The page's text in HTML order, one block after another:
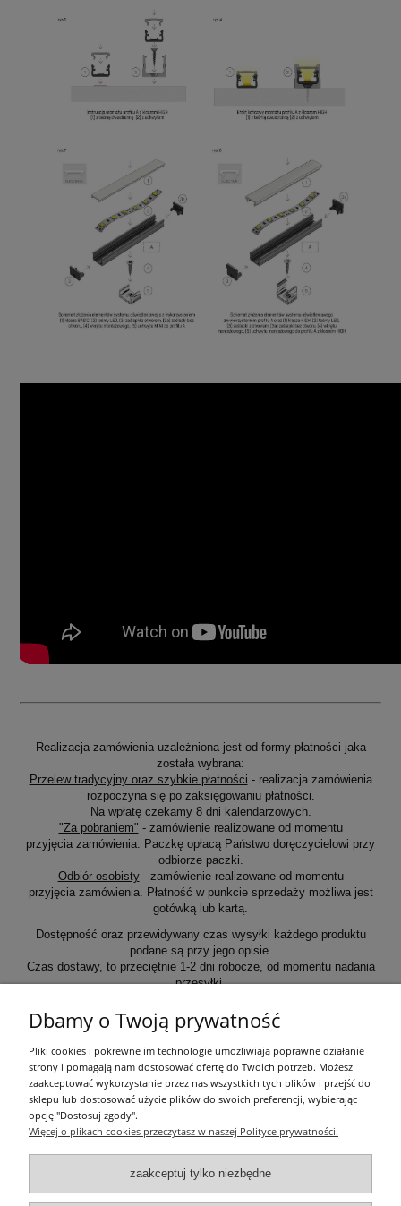
Realizacja zamówienia uzależniona jest od formy płatności jaka
została wybrana:
Przelew tradycyjny oraz szybkie płatności - realizacja zamówienia
rozpoczyna się po zaksięgowaniu płatności.
Na wpłatę czekamy 8 dni kalendarzowych.
"Za pobraniem" - zamówienie realizowane od momentu
przyjęcia zamówienia. Paczkę opłacą Państwo doręczycielowi przy
odbiorze paczki.
Odbiór osobisty- zamówienie realizowane od momentu
przyjęcia zamówienia. Płatność w punkcie sprzedaży możliwa jest
gotówką lub kartą.
Dostępność oraz przewidywany czas wysyłki każdego produktu
podane są przy jego opisie.
Czas dostawy, to przeciętnie 1-2 dni robocze, od momentu nadania
przesyłki.
Informacje ogólne
Zakupy
Moje konto
Pozostałe
Dbamy o Twoją prywatność
Pliki cookies i pokrewne im technologie umożliwiają poprawne działanie
strony i pomagają nam dostosować ofertę do Twoich potrzeb. Możesz
zaakceptować wykorzystanie przez nas wszystkich tych plików i przejść do
sklepu lub dostosować użycie plików do swoich preferencji, wybierając
opcję "Dostosuj zgody".
Więcej o plikach cookies przeczytasz w naszej Polityce prywatności.
zaakceptuj tylko niezbędne